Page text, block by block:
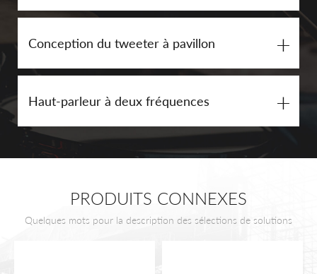
Conception du tweeter à pavillon +
Haut-parleur à deux fréquences +
PRODUITS CONNEXES
Quelques mots pour la description des sélections de solutions